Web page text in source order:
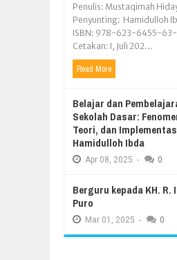
Penulis: Mustaqimah
Penyunting: Hamidulloh
ISBN: 978-623-6455-
Cetakan: I, Juli 202...
Read More
Belajar dan
Sekolah Dasar:
Teori, dan
Hamidulloh Ibda
Apr 08, 2025 - 0
Berguru kepada KH. R.
Puro
Mar 01, 2025 - 0